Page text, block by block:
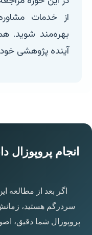
از خدمات
بهره‌مند شوید.
آینده پژوهشی
انجام
اگر بعد از مطالعه
سردرگم هستید،
پروپوزال شما دقیق،